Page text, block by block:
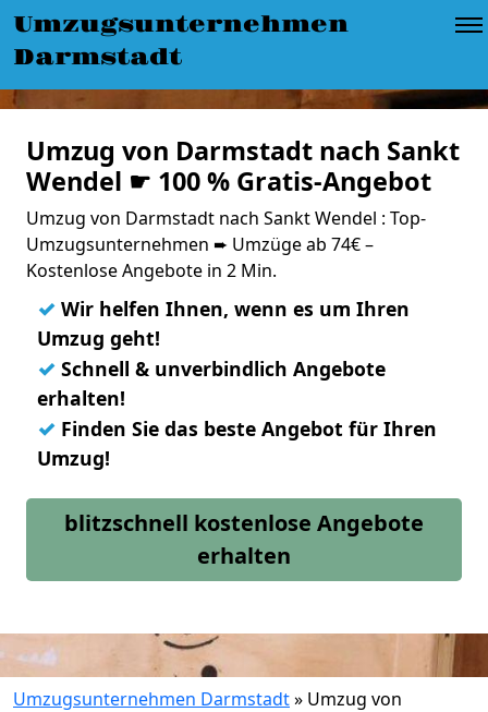
Umzugsunternehmen
Darmstadt
Umzug von Darmstadt nach Sankt
Wendel ☛ 100 % Gratis-Angebot
Umzug von Darmstadt nach Sankt Wendel : Top-
Umzugsunternehmen ➨ Umzüge ab 74€ –
Kostenlose Angebote in 2 Min.
✓ Wir helfen Ihnen, wenn es um Ihren
Umzug geht!
✓ Schnell & unverbindlich Angebote
erhalten!
✓ Finden Sie das beste Angebot für Ihren
Umzug!
blitzschnell kostenlose Angebote
erhalten
Umzugsunternehmen Darmstadt» Umzug von